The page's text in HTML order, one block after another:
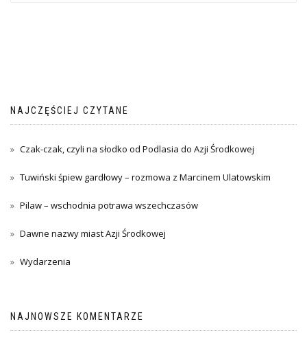
NAJCZĘŚCIEJ CZYTANE
Czak-czak, czyli na słodko od Podlasia do Azji Środkowej
Tuwiński śpiew gardłowy – rozmowa z Marcinem Ulatowskim
Pilaw – wschodnia potrawa wszechczasów
Dawne nazwy miast Azji Środkowej
Wydarzenia
NAJNOWSZE KOMENTARZE